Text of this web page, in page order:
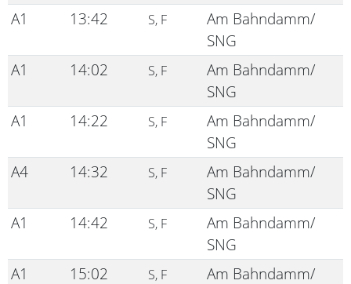
A1
13:42 S, F
Am Bahndamm/
SNG
A1
14:02 S, F
Am Bahndamm/
SNG
A1
14:22 S, F
Am Bahndamm/
SNG
A4
14:32 S, F
Am Bahndamm/
SNG
A1
14:42 S, F
Am Bahndamm/
SNG
A1
15:02 S, F
Am Bahndamm/